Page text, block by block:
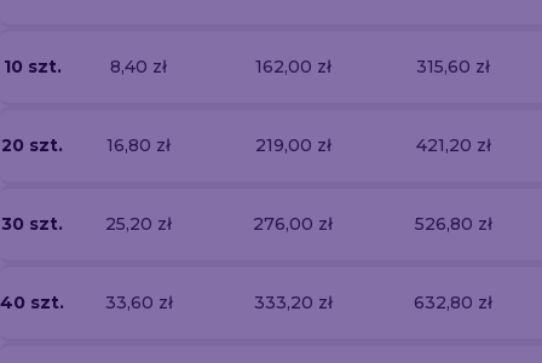
10 szt. 8,40 zł 162,00 zł 315,60 zł
20 szt. 16,80 zł 219,00 zł 421,20 zł
30 szt. 25,20 zł 276,00 zł 526,80 zł
40 szt. 33,60 zł 333,20 zł 632,80 zł